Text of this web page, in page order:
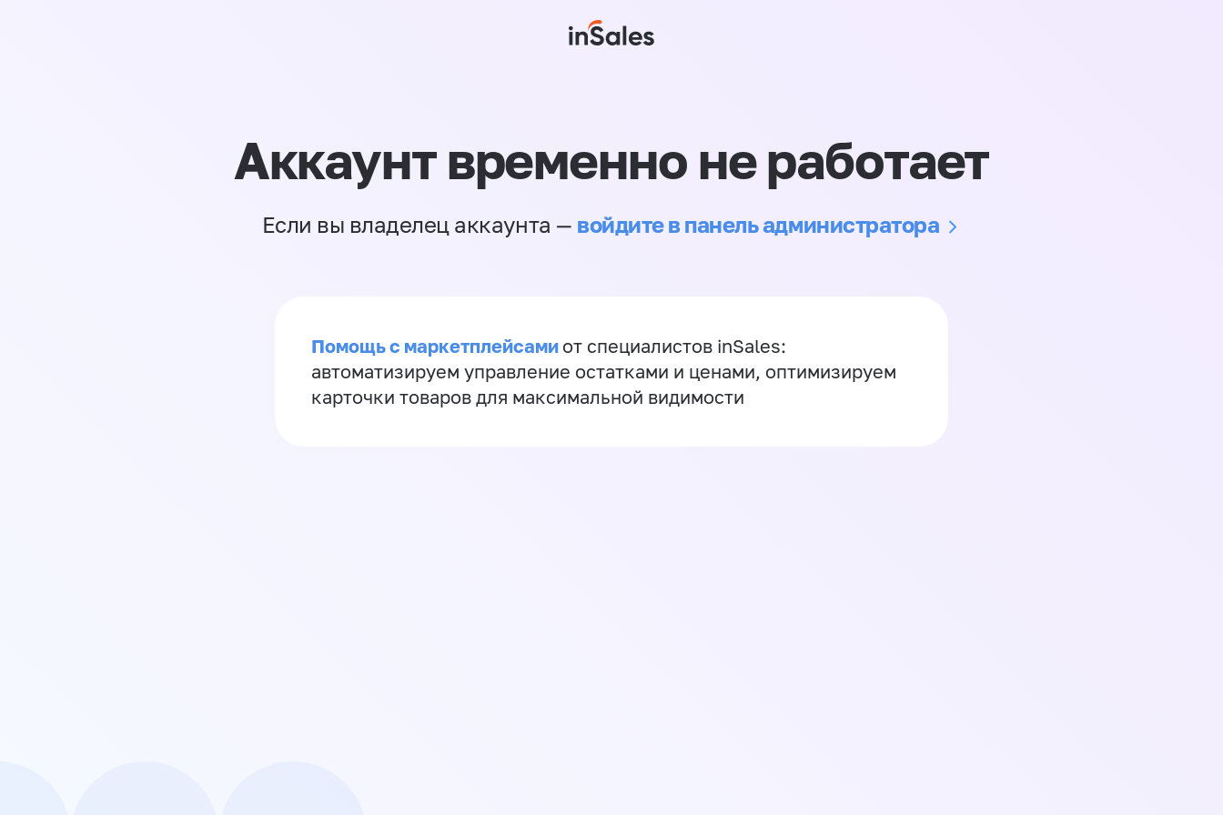
Аккаунт временно не работает
Если вы владелец аккаунта — войдите в панель администратора
Помощь с маркетплейсами от специалистов inSales:
автоматизируем управление остатками и ценами, оптимизируем
карточки товаров для максимальной видимости